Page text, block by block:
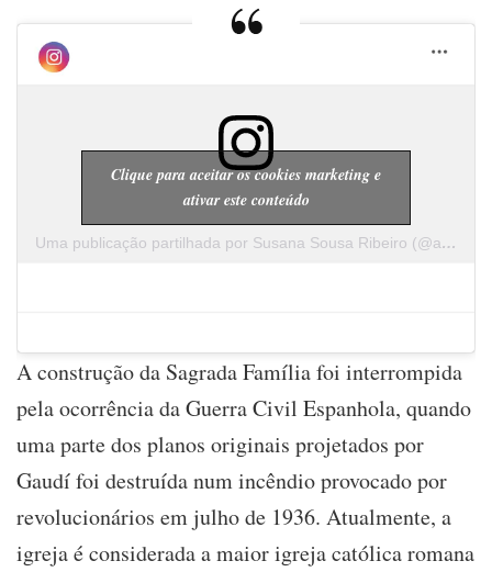
Uma publicação partilhada por Susana Sousa Ribeiro (@a.cachopa)
Clique para aceitar os cookies marketing e
ativar este conteúdo
A construção da Sagrada Família foi interrompida
pela ocorrência da Guerra Civil Espanhola, quando
uma parte dos planos originais projetados por
Gaudí foi destruída num incêndio provocado por
revolucionários em julho de 1936. Atualmente, a
igreja é considerada a maior igreja católica romana